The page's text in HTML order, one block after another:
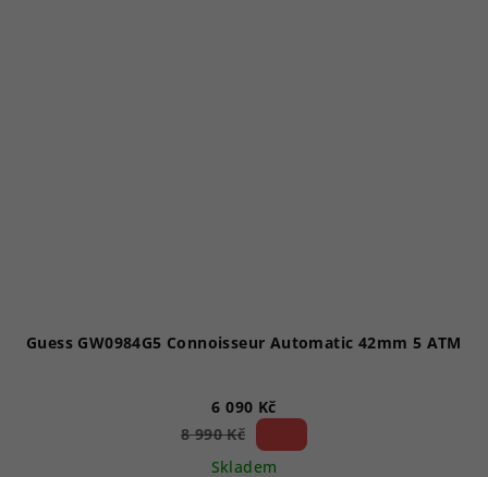
Guess GW0984G5 Connoisseur Automatic 42mm 5 ATM
6 090 Kč
8 990 Kč
Skladem